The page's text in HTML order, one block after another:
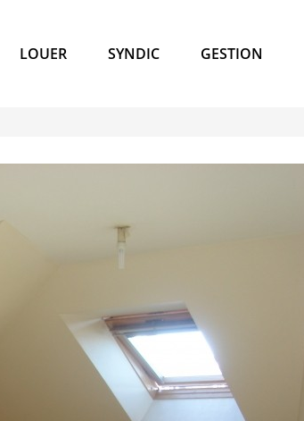
LOUER SYNDIC GESTION